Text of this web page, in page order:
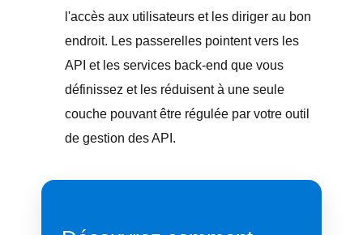
l'accès aux utilisateurs et les diriger au bon
endroit. Les passerelles pointent vers les
API et les services back-end que vous
définissez et les réduisent à une seule
couche pouvant être régulée par votre outil
de gestion des API.